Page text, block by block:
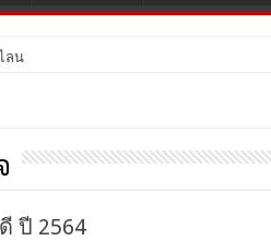
ปี 2021 มีอะไรบ้าง มาดูกัน!
ปี 2564